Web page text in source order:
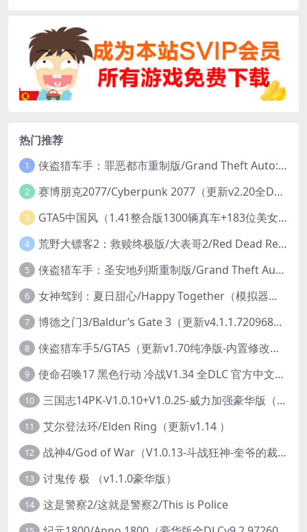
热门推荐
1 侠盗猎车手：罪恶都市重制版/Grand Theft Auto: Vice City – The Definitive Edition
2 赛博朋克2077/Cyberpunk 2077（更新v2.20全DLC）
3 GTA5中国风（1.41整合版1300辆真车+183位美女与英雄+200%存档）
4 荒野大镖客2：救赎终极版/大表哥2/Red Dead Redemption 2: Ultimate Edition（更新v1491.50终极版）
5 侠盗猎车手：圣安地列斯重制版/Grand Theft Auto: San Andreas – The Definitive Edition（更新v1.113.49697469）
6 女神驾到：夏日甜心/Happy Together（模拟器版-升级豪华终极珍藏版+全DLC）
7 博德之门3/Baldur’s Gate 3（更新v4.1.1.7209685）
8 侠盗猎车手5/GTA5（更新v1.70纯净版-内置修改器+通关存档）
9 使命召唤17 黑色行动 冷战V1.34 全DLC 官方中文版COD17
10 三国志14PK-V1.0.10+V1.0.25-威力加强豪华版（武将面容套装-全DLC+季票+特典+中文语音+编辑修改器）
11 艾尔登法环/Elden Ring（更新v1.14 ）
12 战神4/God of War（V1.0.13-斗战狂神-奎爷的裁决+全DLC）
13 讨鬼传 极 （v1.1.0豪华版）
14 这是警察2/这就是警察2/This is Police